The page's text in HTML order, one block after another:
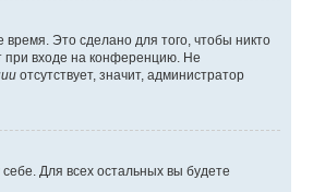
Это сделано для того, чтобы никто
при входе на конференцию. Не
отсутствует, значит, администратор
Для всех остальных вы будете